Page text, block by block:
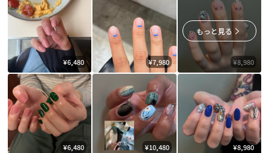
¥6,480 ¥7,980 ¥8,980
もっと見る
¥6,480 ¥10,480 ¥8,980